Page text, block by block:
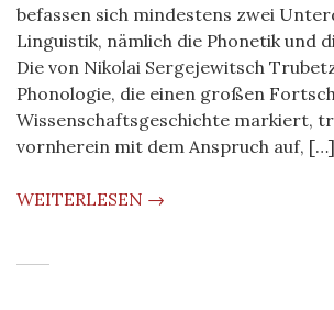
befassen sich mindestens zwei
Linguistik, nämlich die Phonetik und
Die von Nikolai Sergejewitsch
Phonologie, die einen großen
Wissenschaftsgeschichte markiert,
vornherein mit dem Anspruch auf, […]
WEITERLESEN →